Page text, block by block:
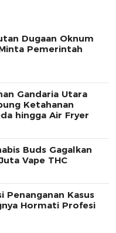
Dugaan Oknum
Pemerintah
Gandaria Utara
Ketahanan
hingga Air Fryer
Buds Gagalkan
Vape THC
Penanganan Kasus
Hormati Profesi